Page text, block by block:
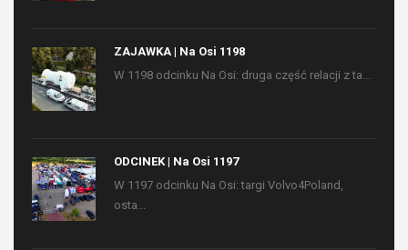
ZAJAWKA | Na Osi 1198
W 1198 odcinku Na Osi: druga część relacji z ta...
ODCINEK | Na Osi 1197
W 1197 odcinku Na Osi: targi Volvo4Poland,
osta...